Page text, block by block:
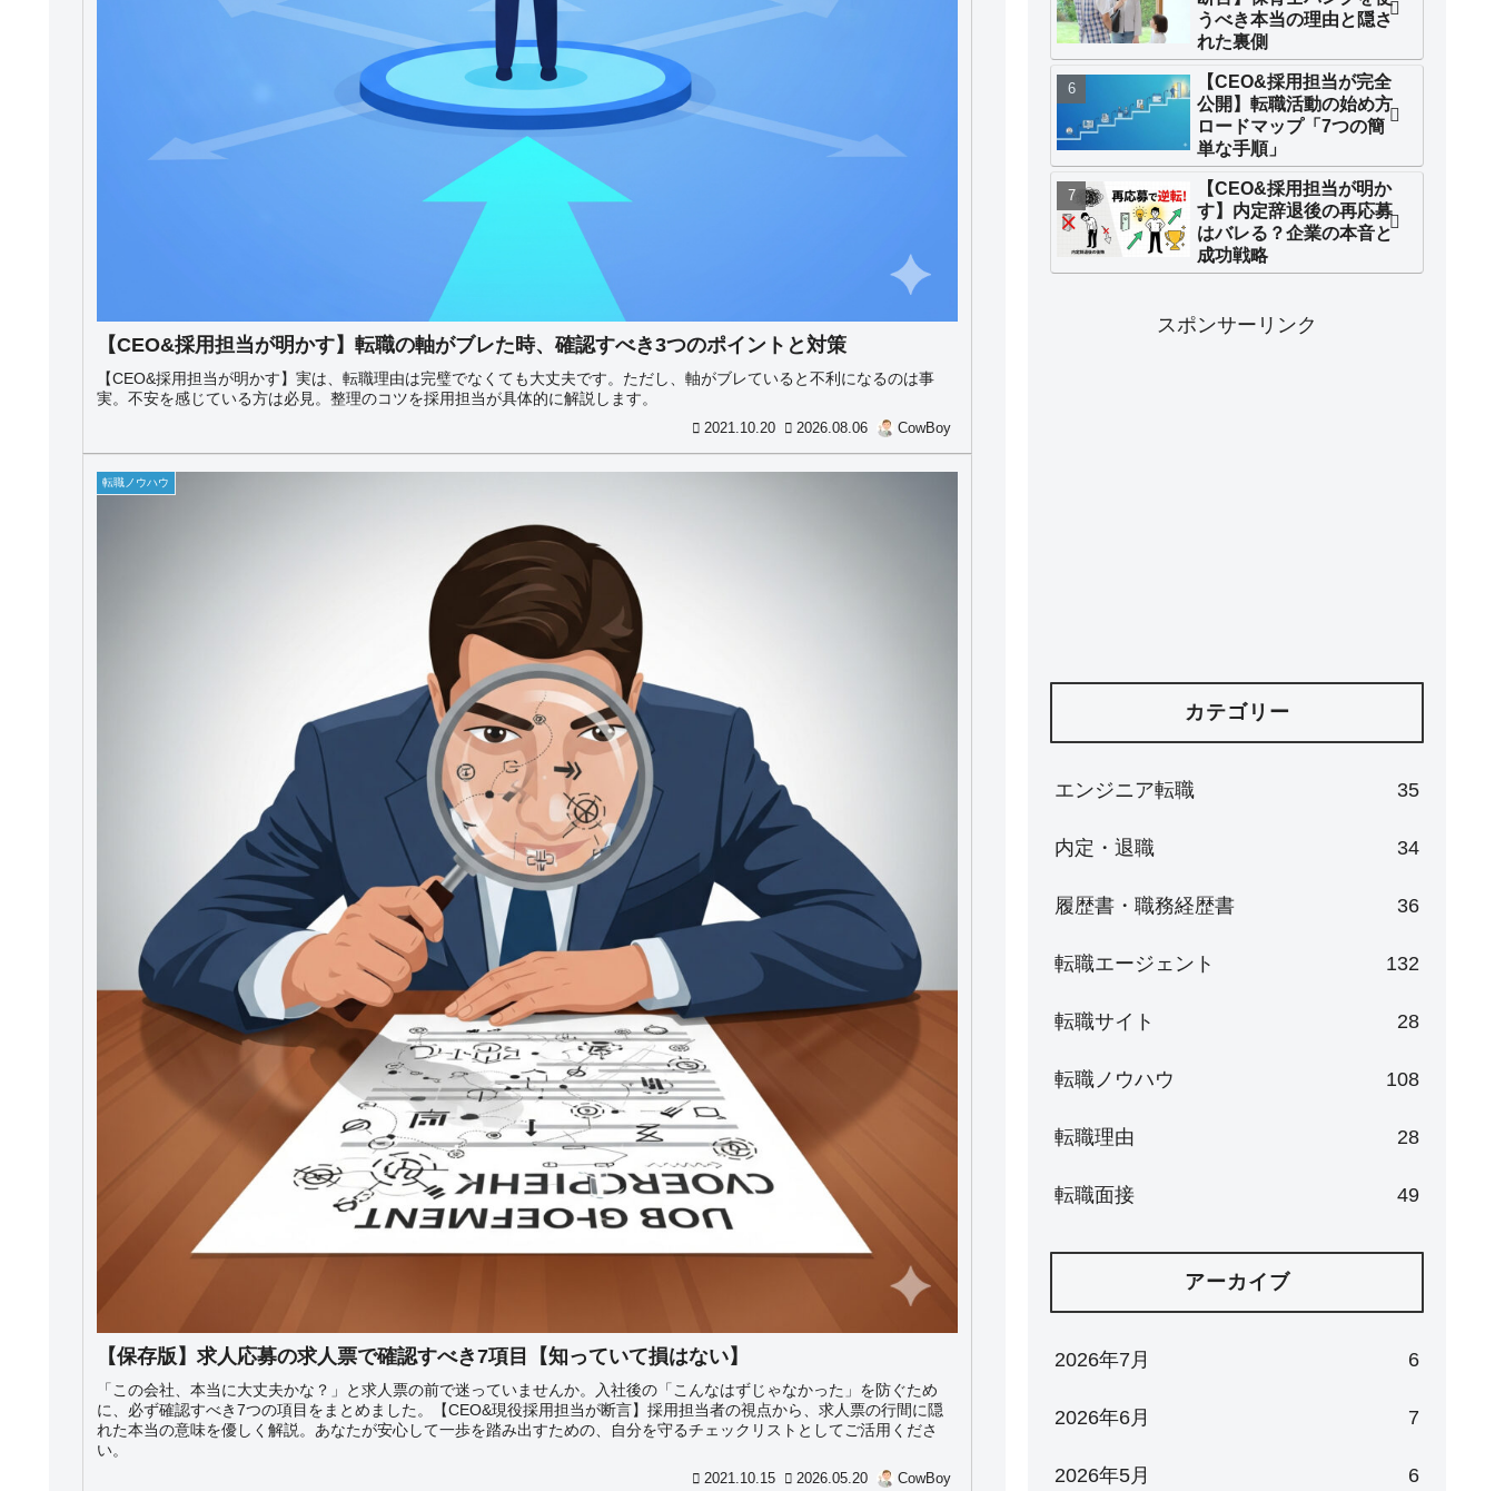
【CEO&採用担当が明かす】転職の軸がブレた時、確認すべき3つのポイントと対策
【CEO&採用担当が明かす】実は、転職理由は完璧でなくても大丈夫です。ただし、軸がブレていると不利になるのは事
実。不安を感じている方は必見。整理のコツを採用担当が具体的に解説します。
2021.10.20 2026.08.06 CowBoy
転職ノウハウ
【保存版】求人応募の求人票で確認すべき7項目【知っていて損はない】
「この会社、本当に大丈夫かな？」と求人票の前で迷っていませんか。入社後の「こんなはずじゃなかった」を防ぐため
に、必ず確認すべき7つの項目をまとめました。【CEO&現役採用担当が断言】採用担当者の視点から、求人票の行間に隠
れた本当の意味を優しく解説。あなたが安心して一歩を踏み出すための、自分を守るチェックリストとしてご活用くださ
い。
2021.10.15 2026.05.20 CowBoy
うべき本当の理由と隠さ
れた裏側
【CEO&採用担当が完全
公開】転職活動の始め方
ロードマップ「7つの簡
単な手順」
【CEO&採用担当が明か
す】内定辞退後の再応募
はバレる？企業の本音と
成功戦略
スポンサーリンク
カテゴリー
エンジニア転職 35
内定・退職 34
履歴書・職務経歴書 36
転職エージェント 132
転職サイト 28
転職ノウハウ 108
転職理由 28
転職面接 49
アーカイブ
2026年7月 6
2026年6月 7
2026年5月 6